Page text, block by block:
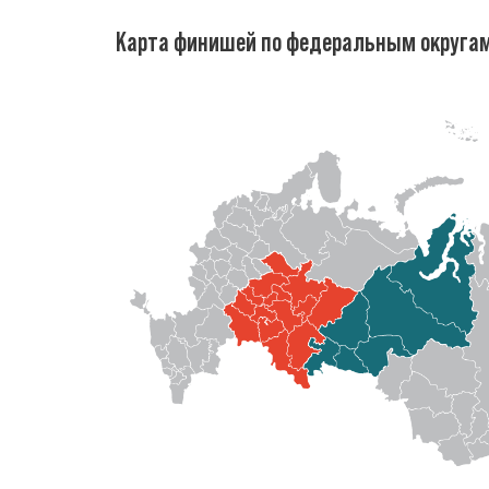
Карта финишей по федеральным